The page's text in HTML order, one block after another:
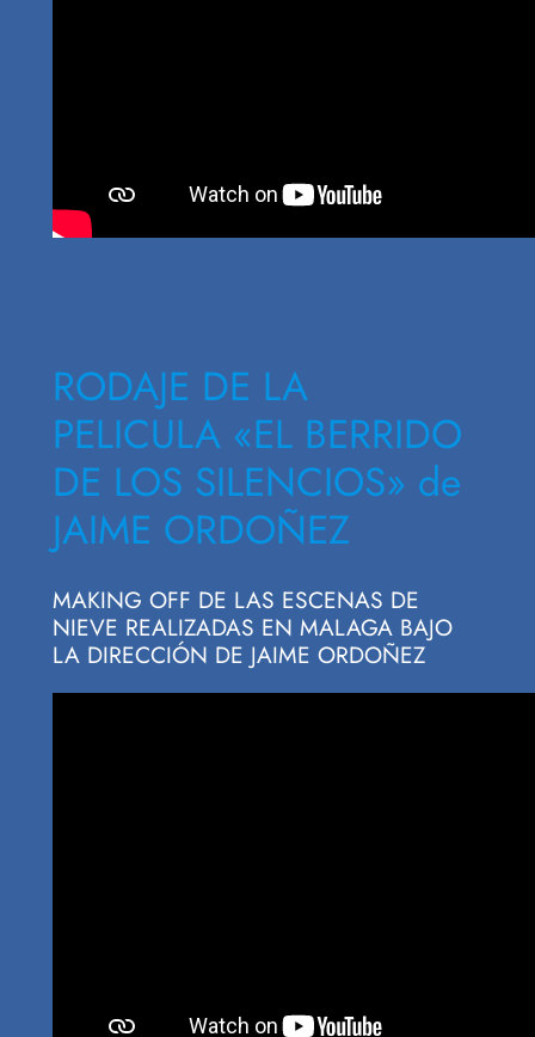
RODAJE DE LA
PELICULA «EL BERRIDO
DE LOS SILENCIOS» de
JAIME ORDOÑEZ
MAKING OFF DE LAS ESCENAS DE
NIEVE REALIZADAS EN MALAGA BAJO
LA DIRECCIÓN DE JAIME ORDOÑEZ